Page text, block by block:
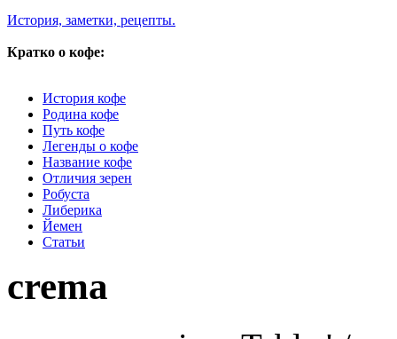
История, заметки, рецепты.
Кратко о кофе:
История кофе
Родина кофе
Путь кофе
Легенды о кофе
Название кофе
Отличия зерен
Робуста
Либерика
Йемен
Статьи
crema